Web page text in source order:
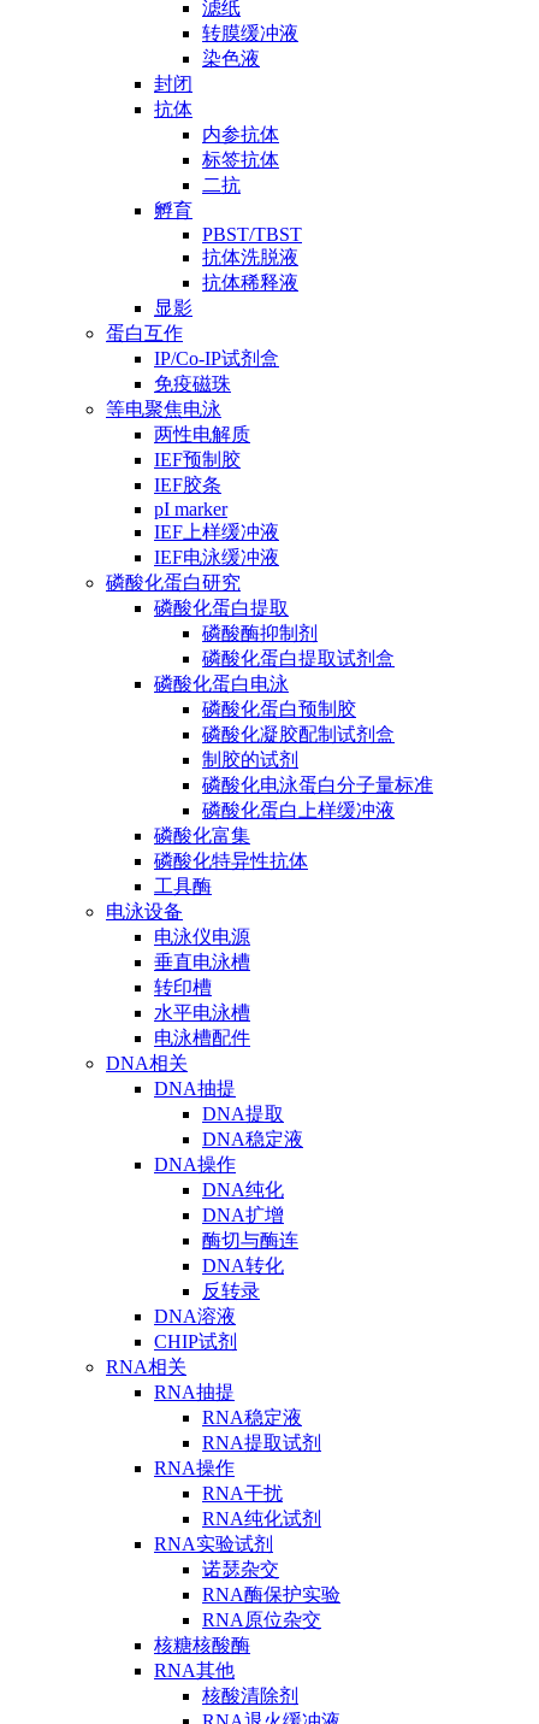
滤纸
转膜缓冲液
染色液
封闭
抗体
内参抗体
标签抗体
二抗
孵育
PBST/TBST
抗体洗脱液
抗体稀释液
显影
蛋白互作
IP/Co-IP试剂盒
免疫磁珠
等电聚焦电泳
两性电解质
IEF预制胶
IEF胶条
pI marker
IEF上样缓冲液
IEF电泳缓冲液
磷酸化蛋白研究
磷酸化蛋白提取
磷酸酶抑制剂
磷酸化蛋白提取试剂盒
磷酸化蛋白电泳
磷酸化蛋白预制胶
磷酸化凝胶配制试剂盒
制胶的试剂
磷酸化电泳蛋白分子量标准
磷酸化蛋白上样缓冲液
磷酸化富集
磷酸化特异性抗体
工具酶
电泳设备
电泳仪电源
垂直电泳槽
转印槽
水平电泳槽
电泳槽配件
DNA相关
DNA抽提
DNA提取
DNA稳定液
DNA操作
DNA纯化
DNA扩增
酶切与酶连
DNA转化
反转录
DNA溶液
CHIP试剂
RNA相关
RNA抽提
RNA稳定液
RNA提取试剂
RNA操作
RNA干扰
RNA纯化试剂
RNA实验试剂
诺瑟杂交
RNA酶保护实验
RNA原位杂交
核糖核酸酶
RNA其他
核酸清除剂